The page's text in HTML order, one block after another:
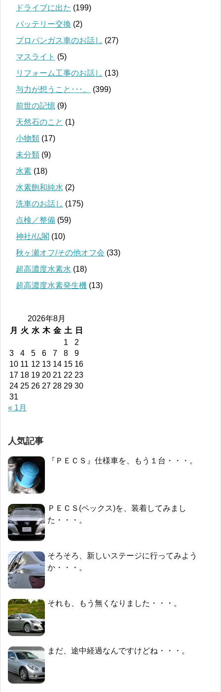
ドライブに出た (199)
バッテリー交換 (2)
プロパンガス車のお話し (27)
マスライト (5)
リフォーム工事のお話し (13)
与力が想うこと･･･。
(399)
前世の記憶 (9)
天然石のこと (1)
小物類 (17)
未分類 (9)
水素 (18)
水素飽和純水 (2)
洗車のお話し (175)
点検／整備 (59)
神社/仏閣 (10)
秋ヶ瀬オフ/その他オフ会 (33)
超高濃度水素水 (18)
超高濃度水素発生機 (13)
2026年8月
月
火 水 木 金 土
日
1
2
3
4 5 6 7 8
9
10 11 12 13 14 15 16
17 18 19 20 21 22 23
24 25 26 27 28 29 30
31
« 1月
人気記事
『ＰＥＣＳ』仕様車を、もう１台・・・。
ＰＥＣＳ(ペックス)を、装着してみまし
た・・・。
そろそろ、新しいステージに行ってみよう
か・・・。
それも、もう無くなりました・・・。
まだ、途中経過なんですけどね・・・。